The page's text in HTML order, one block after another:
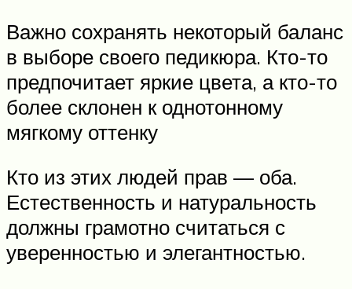
Важно сохранять некоторый баланс
в выборе своего педикюра. Кто-то
предпочитает яркие цвета, а кто-то
более склонен к однотонному
мягкому оттенку
Кто из этих людей прав — оба.
Естественность и натуральность
должны грамотно считаться с
уверенностью и элегантностью.